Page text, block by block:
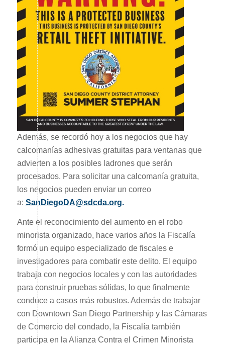
Además, se recordó hoy a los negocios que hay
calcomanías adhesivas gratuitas para ventanas que
advierten a los posibles ladrones que serán
procesados. Para solicitar una calcomanía gratuita,
los negocios pueden enviar un correo
a: SanDiegoDA@sdcda.org.
Ante el reconocimiento del aumento en el robo
minorista organizado, hace varios años la Fiscalía
formó un equipo especializado de fiscales e
investigadores para combatir este delito. El equipo
trabaja con negocios locales y con las autoridades
para construir pruebas sólidas, lo que finalmente
conduce a casos más robustos. Además de trabajar
con Downtown San Diego Partnership y las Cámaras
de Comercio del condado, la Fiscalía también
participa en la Alianza Contra el Crimen Minorista